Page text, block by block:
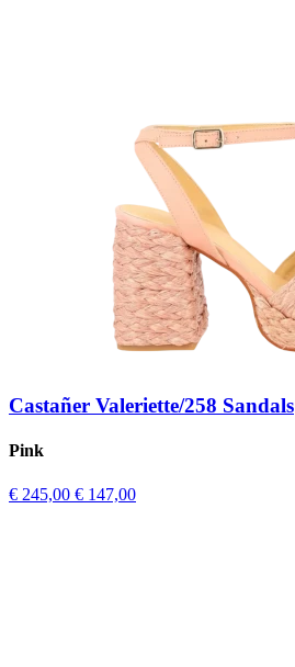
Castañer Valeriette/258 Sandals
Pink
€ 245,00 € 147,00